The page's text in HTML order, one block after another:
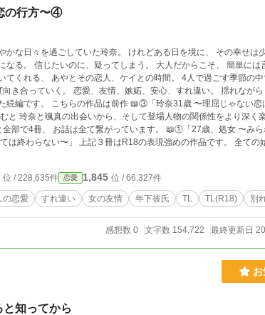
の行方〜④
た玲奈。 けれどある日を境に、 その幸せは少しずつ形を変えていく。 好
には言葉にできない気持ち。 そし
やとその恋人、ケイとの時間。 4人で過ごす季節の中で、 玲奈は“誰かを信じるこ
心、すれ違い。 揺れながらも前に進もうとする、 大人の
理屈じゃない恋は突然に〜」 の続編となりま
は全て繋がっています。 📖①「27歳、処女 〜みられて濡れて〜」 📖②「続・27
表現強めの作品です。 全ての始まりから見たい方は①から
位 / 228,635件 恋愛 1,845 位 / 66,327件
の恋愛 すれ違い 女の友情 年下彼氏 TL TL(R18) 別
感想数 0 文字数 154,722 最終更新日
と知ってから